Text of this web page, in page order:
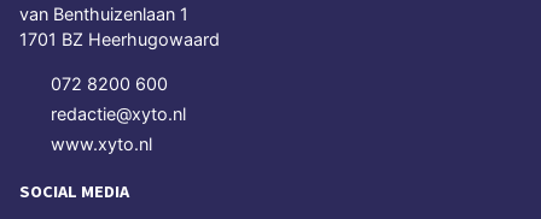
van Benthuizenlaan 1
1701 BZ Heerhugowaard
072 8200 600
redactie@xyto.nl
www.xyto.nl
SOCIAL MEDIA